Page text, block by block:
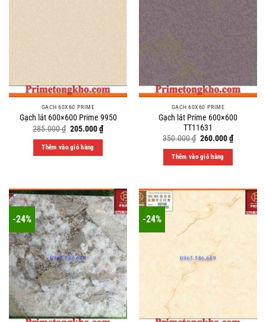
GẠCH 60X60 PRIME
Gạch lát 600×600 Prime 9950
285.000₫ Original
was:
285.000 ₫.
205.000₫Current
price
Thêm vào giỏ hàng
GẠCH 60X60 PRIME
Gạch lát Prime 600×600
TT11631
350.000₫ Original
was:
350.000 ₫.
260.000₫Current
price
Thêm vào giỏ hàng
-24% -24%